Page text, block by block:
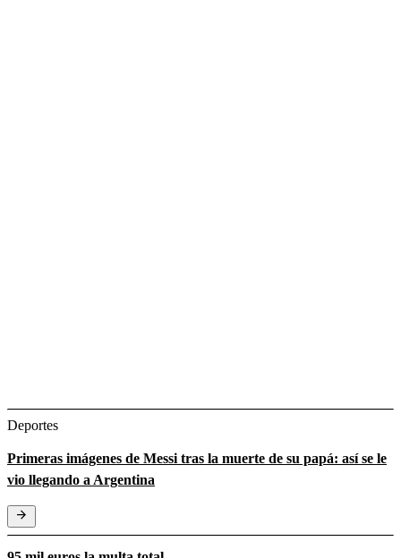
Deportes
Primeras imágenes de Messi tras la muerte de su papá: así se le
vio llegando a Argentina